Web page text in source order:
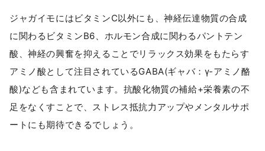
ジャガイモにはビタミンC以外にも、神経伝達物質の合成
に関わるビタミンB6、ホルモン合成に関わるパントテン
酸、神経の興奮を抑えることでリラックス効果をもたらす
アミノ酸として注目されているGABA(ギャバ：γ-アミノ酪
酸)なども含まれています。抗酸化物質の補給+栄養素の不
足をなくすことで、ストレス抵抗力アップやメンタルサポ
ートにも期待できるでしょう。